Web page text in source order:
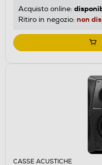
Acquisto online:
Ritiro in negozio: non
CASSE ACUSTICHE